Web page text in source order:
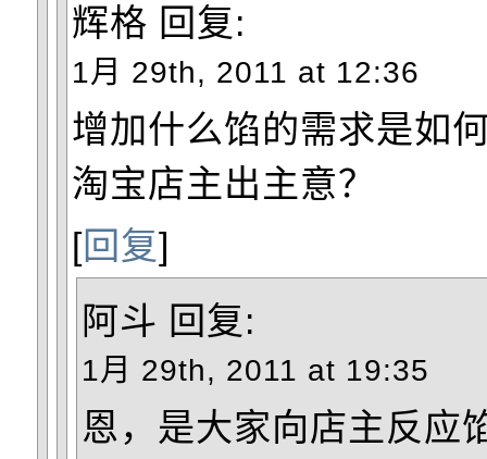
辉格 回复:
1月 29th, 2011 at 12:36
增加什么馅的需求是如
淘宝店主出主意？
[回复]
阿斗 回复:
1月 29th, 2011 at 19:35
恩，是大家向店主反应